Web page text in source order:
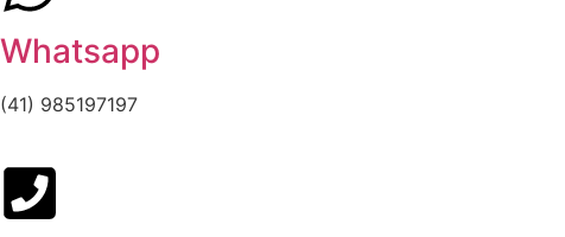
Whatsapp
(41) 985197197